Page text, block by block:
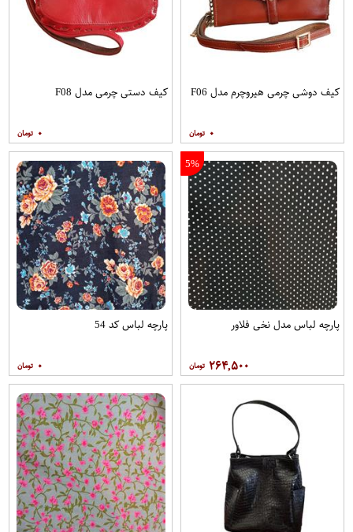
کیف دوشی چرمی هیروچرم مدل F06
۰
کیف دستی چرمی مدل F08
۰
5%
پارچه لباس مدل نخی فلاور
۲۶۴,۵۰۰
پارچه لباس کد 54
۰